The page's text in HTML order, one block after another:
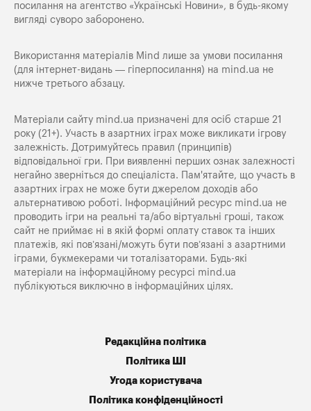
посилання на агентство «Українські Новини», в будь-якому
вигляді суворо заборонено.
Використання матеріалів Mind лише за умови посилання
(для інтернет-видань — гіперпосилання) на mind.ua не
нижче третього абзацу.
Матеріали сайту mind.ua призначені для осіб старше 21
року (21+). Участь в азартних іграх може викликати ігрову
залежність. Дотримуйтесь правил (принципів)
відповідальної гри. При виявленні перших ознак залежності
негайно зверніться до спеціаліста. Пам'ятайте, що участь в
азартних іграх не може бути джерелом доходів або
альтернативою роботі. Інформаційний ресурс mind.ua не
проводить ігри на реальні та/або віртуальні гроші, також
сайт не приймає ні в якій формі оплату ставок та інших
платежів, які пов’язані/можуть бути пов’язані з азартними
іграми, букмекерами чи тоталізаторами. Будь-які
матеріали на інформаційному ресурсі mind.ua
публікуються виключно в інформаційних цілях.
Редакційна політика
Політика ШІ
Угода користувача
Політика конфіденційності